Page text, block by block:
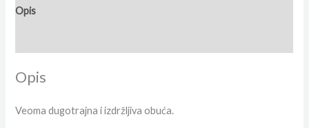
Opis
Opis
Veoma dugotrajna i izdržljiva obuća.